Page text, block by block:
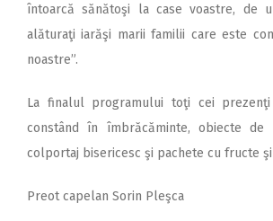
întoarcă sănătoşi la case voastre, de
alăturaţi iarăşi marii familii care este
noastre”.
La finalul programului toţi cei
constând în îmbrăcăminte, obiecte de
colportaj bisericesc şi pachete cu fructe
Preot capelan Sorin Pleşca